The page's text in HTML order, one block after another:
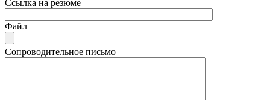
Ссылка на резюме
Файл
Сопроводительное письмо